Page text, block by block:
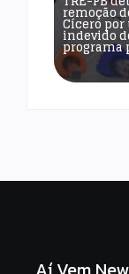
remoção
Cícero por
indevido
programa